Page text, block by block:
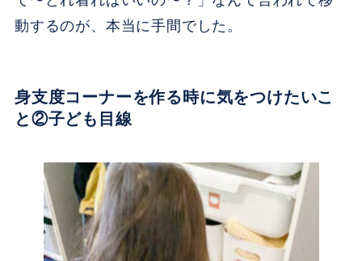
動するのが、本当に手間でした。
身支度コーナーを作る時に気をつけたいこ
と②子ども目線